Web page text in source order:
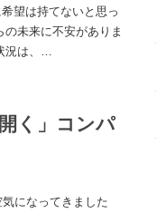
望は持てないと思っ
未来に不安がありま
況は、…
く」コンパ
になってきました